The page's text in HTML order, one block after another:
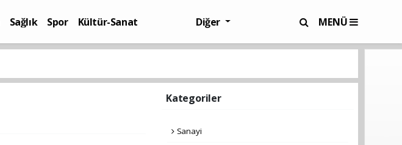
Sağlık Spor
Kültür-Sanat
Diğer MENÜ
Kategoriler
Sanayi